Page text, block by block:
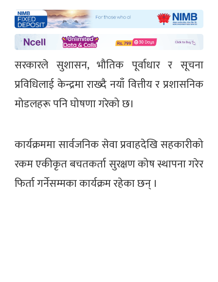
सरकारले सुशासन, भौतिक पूर्वाधार र सूचना
प्रविधिलाई केन्द्रमा राख्दै नयाँ वित्तीय र प्रशासनिक
मोडलहरू पनि घोषणा गरेको छ।
कार्यक्रममा सार्वजनिक सेवा प्रवाहदेखि सहकारीको
रकम एकीकृत बचतकर्ता सुरक्षण कोष स्थापना गरेर
फिर्ता गर्नेसम्मका कार्यक्रम रहेका छन् ।